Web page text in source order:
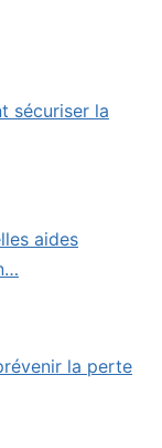
sécuriser la
aides
la perte